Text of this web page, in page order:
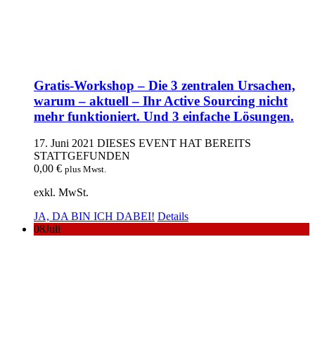
Gratis-Workshop – Die 3 zentralen Ursachen,
warum – aktuell – Ihr Active Sourcing nicht
mehr funktioniert. Und 3 einfache Lösungen.
17. Juni 2021 DIESES EVENT HAT BEREITS
STATTGEFUNDEN
0,00 € plus Mwst.
exkl. MwSt.
JA, DA BIN ICH DABEI! Details
08Juli